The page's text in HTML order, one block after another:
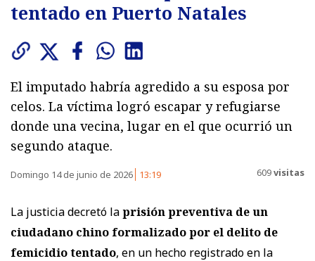
tentado en Puerto Natales
El imputado habría agredido a su esposa por
celos. La víctima logró escapar y refugiarse
donde una vecina, lugar en el que ocurrió un
segundo ataque.
Domingo 14 de junio de 2026 13:19 609visitas
La justicia decretó laprisión preventiva de un
ciudadano chino formalizado por el delito de
femicidio tentado, en un hecho registrado en la